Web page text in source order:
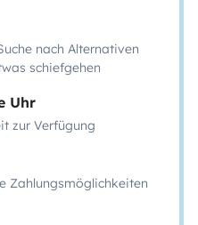
nach Alternativen
schiefgehen
Uhr
zur Verfügung
Zahlungsmöglichkeiten